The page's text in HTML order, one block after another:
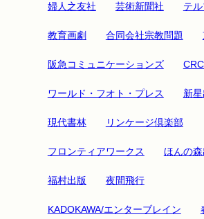
婦人之友社 芸術新聞社 テ
教育画劇 合同会社宗教問題
阪急コミュニケーションズ
ワールド・フオト・プレス 新
現代書林 リンケージ倶楽部
フロンティアワークス ほんの
福村出版 夜間飛行
KADOKAWA/エンターブレイン